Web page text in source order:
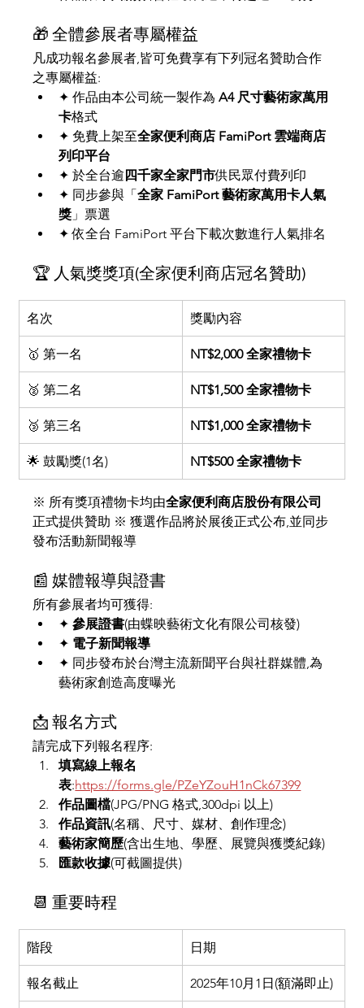
🎁 全體參展者專屬權益
凡成功報名參展者,皆可免費享有下列冠名贊助合作
之專屬權益:
✦ 作品由本公司統一製作為 A4 尺寸藝術家萬用
卡格式
✦ 免費上架至全家便利商店 FamiPort 雲端商店
列印平台
✦ 於全台逾四千家全家門市供民眾付費列印
✦ 同步參與「全家 FamiPort 藝術家萬用卡人氣
獎 」票選
✦ 依全台 FamiPort 平台下載次數進行人氣排名
🏆 人氣獎獎項(全家便利商店冠名贊助)
名次 獎勵內容
🥇 第一名 NT$2,000 全家禮物卡
🥈 第二名 NT$1,500 全家禮物卡
🥉 第三名 NT$1,000 全家禮物卡
🌟 鼓勵獎(1名) NT$500 全家禮物卡
※ 所有獎項禮物卡均由全家便利商店股份有限公司
正式提供贊助 ※ 獲選作品將於展後正式公布,並同步
發布活動新聞報導
📰 媒體報導與證書
所有參展者均可獲得:
✦ 參展證書(由蝶映藝術文化有限公司核發)
✦ 電子新聞報導
✦ 同步發布於台灣主流新聞平台與社群媒體,為
藝術家創造高度曝光
📩 報名方式
請完成下列報名程序:
填寫線上報名
表:https://forms.gle/PZeYZouH1nCk67399
作品圖檔(JPG/PNG 格式,300dpi 以上)
作品資訊(名稱、尺寸、媒材、創作理念)
藝術家簡歷(含出生地、學歷、展覽與獲獎紀錄)
匯款收據(可截圖提供)
📆 重要時程
階段 日期
報名截止 2025年10月1日(額滿即止)